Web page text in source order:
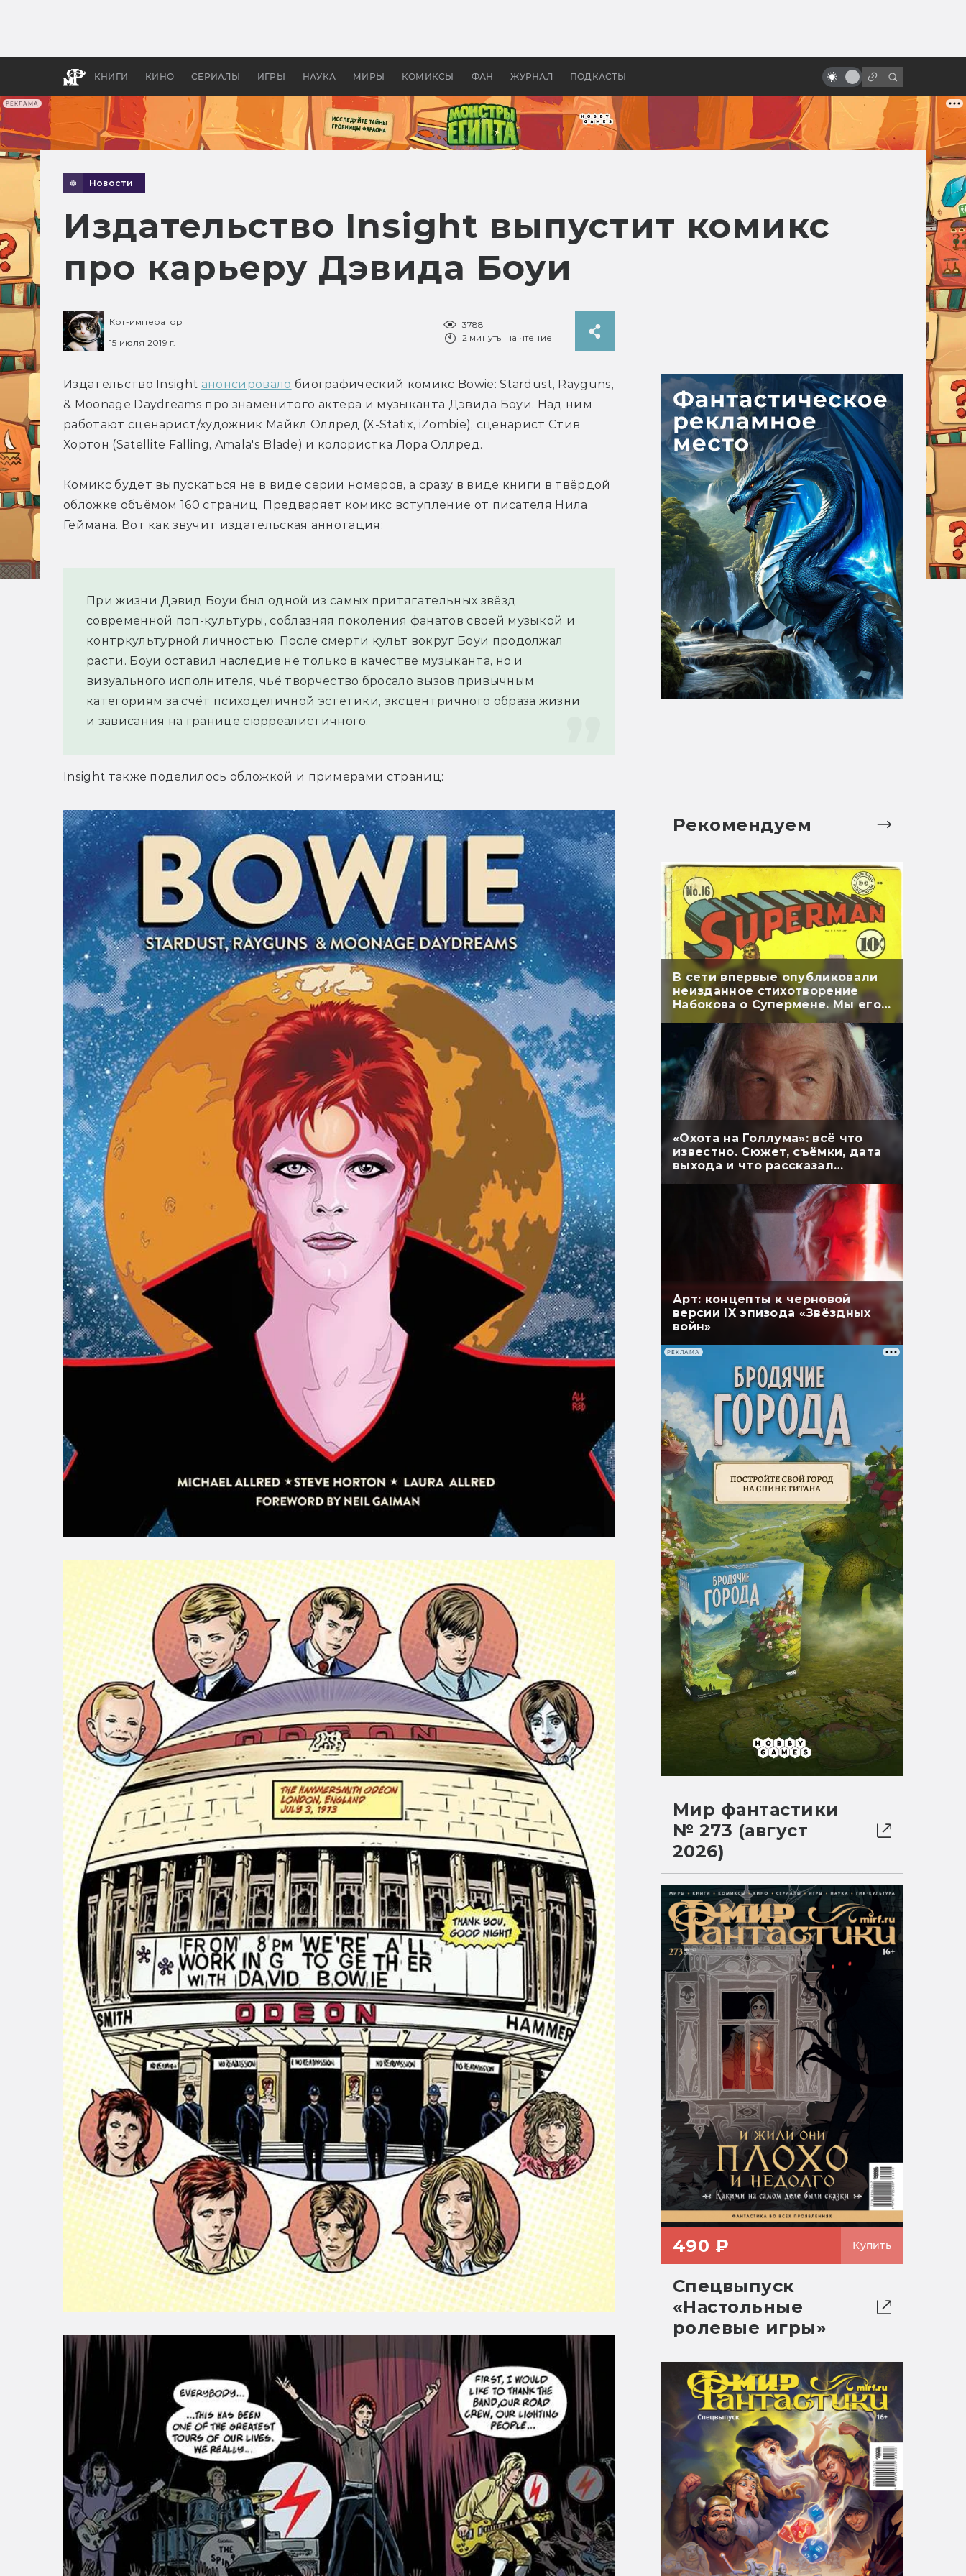
РЕКЛАМА
КНИГИ КИНО СЕРИАЛЫ ИГРЫ НАУКА МИРЫ КОМИКСЫ ФАН ЖУРНАЛ ПОДКАСТЫ
апокалипсис, в России —
бы «Властелина колец»
дикой спешке
Новости
Издательство Insight выпустит комикс
про карьеру Дэвида Боуи
Кот-император
15 июля 2019 г.
3788
2 минуты на чтение
Издательство Insight анонсировало биографический комикс Bowie: Stardust, Rayguns,
& Moonage Daydreams про знаменитого актёра и музыканта Дэвида Боуи. Над ним
работают сценарист/художник Майкл Оллред (X-Statix, iZombie), сценарист Стив
Хортон (Satellite Falling, Amala's Blade) и колористка Лора Оллред.
Комикс будет выпускаться не в виде серии номеров, а сразу в виде книги в твёрдой
обложке объёмом 160 страниц. Предваряет комикс вступление от писателя Нила
Геймана. Вот как звучит издательская аннотация:
При жизни Дэвид Боуи был одной из самых притягательных звёзд
современной поп-культуры, соблазняя поколения фанатов своей музыкой и
контркультурной личностью. После смерти культ вокруг Боуи продолжал
расти. Боуи оставил наследие не только в качестве музыканта, но и
визуального исполнителя, чьё творчество бросало вызов привычным
категориям за счёт психоделичной эстетики, эксцентричного образа жизни
и зависания на границе сюрреалистичного.
Insight также поделилось обложкой и примерами страниц:
Рекомендуем
В сети впервые опубликовали
неизданное стихотворение
Набокова о Супермене. Мы его
перевели
«Охота на Голлума»: всё что
известно. Сюжет, съёмки, дата
выхода и что рассказал
Арт: концепты к черновой
версии IX эпизода «Звёздных
войн»
РЕКЛАМА
Мир фантастики
№ 273 (август
2026)
490 ₽ Купить
Спецвыпуск
«Настольные
ролевые игры»